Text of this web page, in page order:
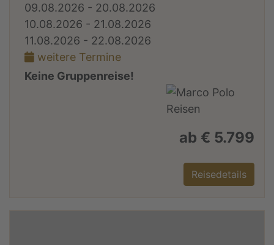
09.08.2026 - 20.08.2026
10.08.2026 - 21.08.2026
11.08.2026 - 22.08.2026
weitere Termine
Keine Gruppenreise!
ab € 5.799
Reisedetails